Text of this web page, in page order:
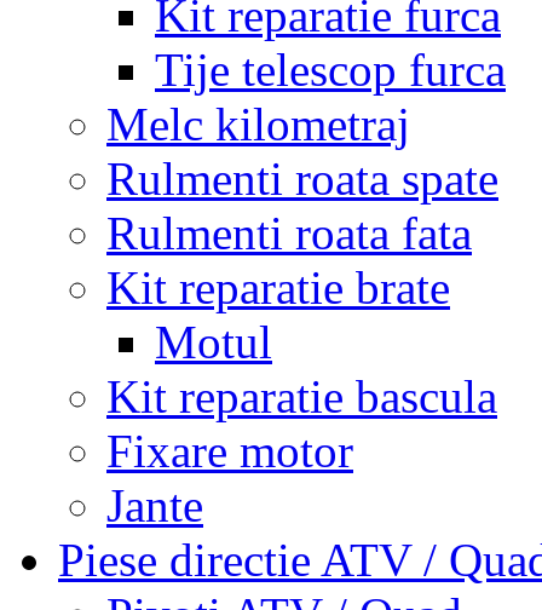
Kit reparatie furca
Tije telescop furca
Melc kilometraj
Rulmenti roata spate
Rulmenti roata fata
Kit reparatie brate
Motul
Kit reparatie bascula
Fixare motor
Jante
Piese directie ATV /